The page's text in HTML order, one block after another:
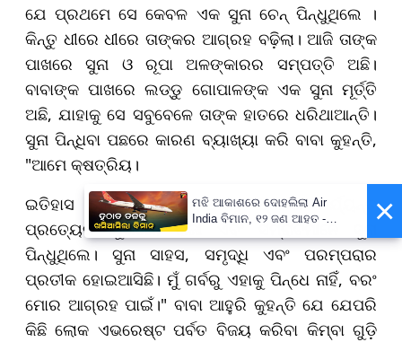
ଯେ ପ୍ରଥମେ ସେ କେବଳ ଏକ ସୁନା ଚେନ୍ ପିନ୍ଧୁଥିଲେ ।
କିନ୍ତୁ ଧୀରେ ଧୀରେ ତାଙ୍କର ଆଗ୍ରହ ବଢ଼ିଲା। ଆଜି ତାଙ୍କ
ପାଖରେ ସୁନା ଓ ରୂପା ଅଳଙ୍କାରର ସମ୍ପତ୍ତି ଅଛି।
ବାବାଙ୍କ ପାଖରେ ଲଡ୍ଡୁ ଗୋପାଳଙ୍କ ଏକ ସୁନା ମୂର୍ତ୍ତି
ଅଛି, ଯାହାକୁ ସେ ସବୁବେଳେ ତାଙ୍କ ହାତରେ ଧରିଥାଆନ୍ତି।
ସୁନା ପିନ୍ଧିବା ପଛରେ କାରଣ ବ୍ୟାଖ୍ୟା କରି ବାବା କୁହନ୍ତି,
"ଆମେ କ୍ଷତ୍ରିୟ।
ଇତିହାସ ଦେଖନ୍ତୁ - ଦ୍ୱାପରରୁ ତ୍ରେତା ପର୍ଯ୍ୟନ୍ତ
ପ୍ରତ୍ୟେକ ଯୁଗରେ, ରାଜା ଏବଂ ସମ୍ରାଟମାନେ ସୁନା
ପିନ୍ଧୁଥିଲେ। ସୁନା ସାହସ, ସମୃଦ୍ଧି ଏବଂ ପରମ୍ପରାର
ପ୍ରତୀକ ହୋଇଆସିଛି। ମୁଁ ଗର୍ବରୁ ଏହାକୁ ପିନ୍ଧେ ନାହିଁ, ବରଂ
ମୋର ଆଗ୍ରହ ପାଇଁ।" ବାବା ଆହୁରି କୁହନ୍ତି ଯେ ଯେପରି
କିଛି ଲୋକ ଏଭରେଷ୍ଟ ପର୍ବତ ବିଜୟ କରିବା କିମ୍ବା ଗୁଡ଼ି
×
ମଝି ଆକାଶରେ ଦୋହଲିଲା Air
India ବିମାନ, ୧୨ ଜଣ ଆହତ -
PrameyaNews7